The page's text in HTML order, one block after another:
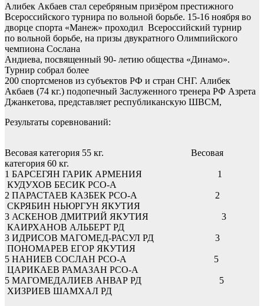
Алибек Акбаев стал серебряным призёром престижного
Всероссийского турнира по вольной борьбе. 15-16 ноября во
дворце спорта «Манеж» проходил Всероссийский турнир
по вольной борьбе, на призы двукратного Олимпийского
чемпиона Сослана
Андиева, посвященный 90- летию общества «Динамо».
Турнир собрал более
200 спортсменов из субъектов РФ и стран СНГ. Алибек
Акбаев (74 кг.) подопечный Заслуженного тренера РФ Азрета
Джанкетова, представляет республиканскую ШВСМ,
Результаты соревнований:
Весовая категория 55 кг.
Весовая
категория 60 кг.
1 БАРСЕГЯН ГАРИК АРМЕНИЯ
1
КУДУХОВ БЕСИК РСО-А
2 ПАРАСТАЕВ КАЗБЕК РСО-А
2
СКРЯБИН НЬЮРГУН ЯКУТИЯ
3 АСКЕНОВ ДМИТРИЙ ЯКУТИЯ
3
КАИРХАНОВ АЛЬБЕРТ РД
3 ИДРИСОВ МАГОМЕД-РАСУЛ РД
3
ПОНОМАРЕВ ЕГОР ЯКУТИЯ
5 НАНИЕВ СОСЛАН РСО-А
5
ЦАРИКАЕВ РАМАЗАН РСО-А
5 МАГОМЕДАЛИЕВ АНВАР РД
5
ХИЗРИЕВ ШАМХАЛ РД